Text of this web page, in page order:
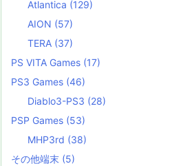
Atlantica (129)
AION (57)
TERA (37)
PS VITA Games (17)
PS3 Games (46)
Diablo3-PS3 (28)
PSP Games (53)
MHP3rd (38)
その他端末 (5)